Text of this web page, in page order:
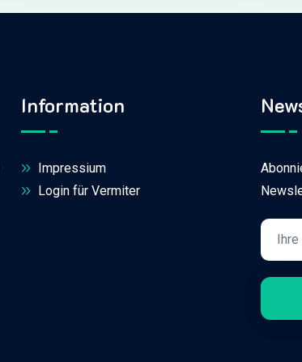
Information
Impressium
Login für Vermiter